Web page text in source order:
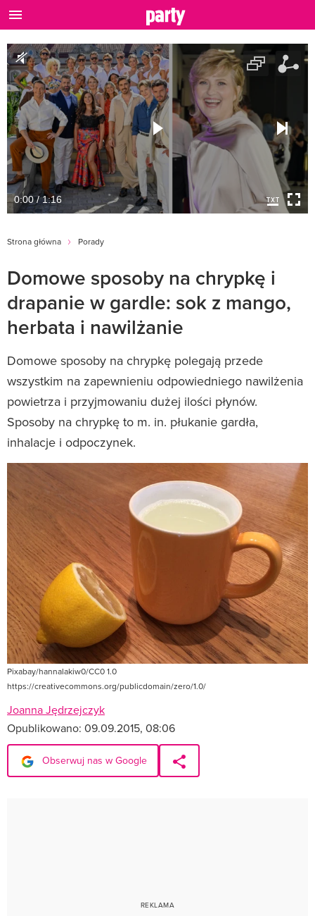
0:00 / 1:16
Strona główna Porady
Domowe sposoby na chrypkę i
drapanie w gardle: sok z mango,
herbata i nawilżanie
Domowe sposoby na chrypkę polegają przede
wszystkim na zapewnieniu odpowiedniego nawilżenia
powietrza i przyjmowaniu dużej ilości płynów.
Sposoby na chrypkę to m. in. płukanie gardła,
inhalacje i odpoczynek.
Pixabay/hannalakiw0/CC0 1.0
https://creativecommons.org/publicdomain/zero/1.0/
Joanna Jędrzejczyk
Opublikowano: 09.09.2015, 08:06
Obserwuj nas w Google